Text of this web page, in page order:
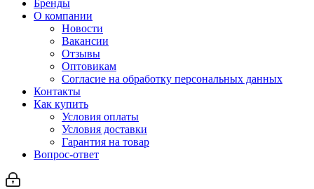
Бренды
О компании
Новости
Вакансии
Отзывы
Оптовикам
Cогласие на обработку персональных данных
Контакты
Как купить
Условия оплаты
Условия доставки
Гарантия на товар
Вопрос-ответ